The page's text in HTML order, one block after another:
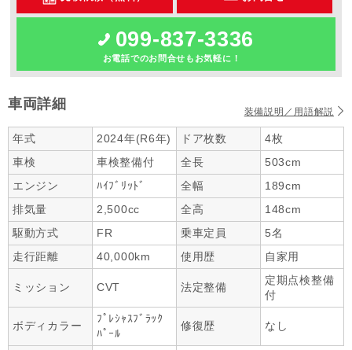
099-837-3336
お電話でのお問合せもお気軽に！
車両詳細 装備説明／用語解説
年式 2024年(R6年) ドア枚数
4枚
車検
車検整備付 全長
503cm
エンジン
ﾊｲﾌﾞﾘｯﾄﾞ 全幅
189cm
排気量
2,500cc 全高
148cm
駆動方式
FR 乗車定員
5名
走行距離
40,000km 使用歴 自家用
ミッション CVT 法定整備
定期点検整備
付
ボディカラー
ﾌﾟﾚｼｬｽﾌﾞﾗｯｸ
ﾊﾟｰﾙ
修復歴 なし